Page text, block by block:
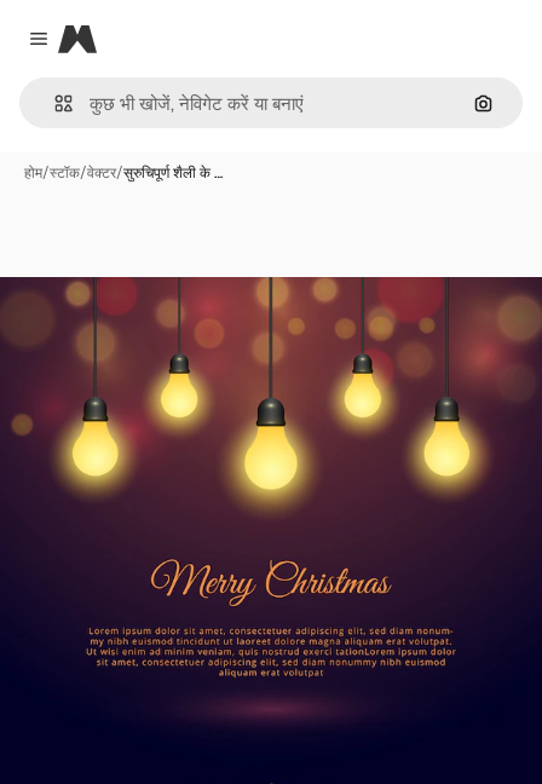
Close menu
Magnific
इमेज से
होम/स्टॉक/वेक्टर/सुरुचिपूर्ण शैली के …